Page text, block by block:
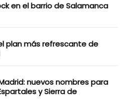
en el barrio de Salamanca
plan más refrescante de
nuevos nombres para
y Sierra de